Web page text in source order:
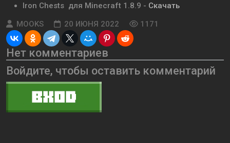
Iron Chests для Minecraft 1.8.9 - Скачать
MOOKS
20 ИЮНЯ 2022 1171
Нет комментариев
Войдите, чтобы оставить комментарий